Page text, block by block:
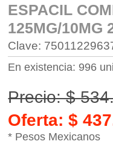
ESPACIL
125MG/10MG
Clave:
En existencia: 996
Precio: $
Oferta: $
* Pesos Mexicanos